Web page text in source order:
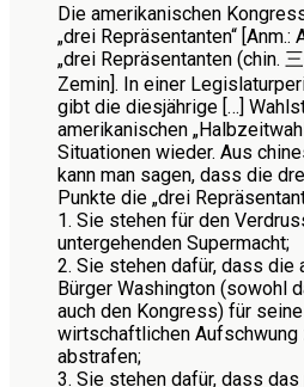
Die amerikanischen
„drei Repräsentanten“
„drei Repräsentanten (chin.
Zemin]. In einer
gibt die diesjährige […]
amerikanischen
Situationen wieder. Aus
kann man sagen, dass die
Punkte die „drei
1. Sie stehen für den
untergehenden Supermacht;
2. Sie stehen dafür, dass die
Bürger Washington (sowohl
auch den Kongress) für
wirtschaftlichen Aufschwung
abstrafen;
3. Sie stehen dafür, dass